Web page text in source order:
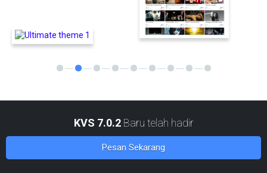
KVS 7.0.2Baru telah hadir
Pesan Sekarang